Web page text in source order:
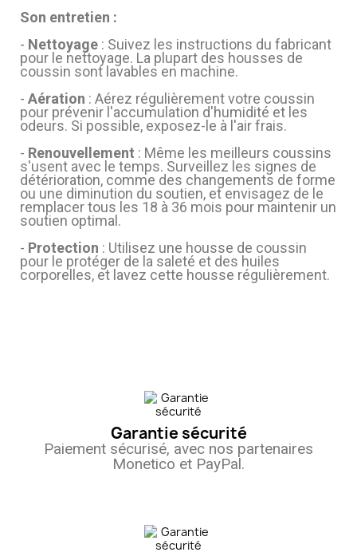
Son entretien :
- Nettoyage : Suivez les instructions du fabricant
pour le nettoyage. La plupart des housses de
coussin sont lavables en machine.
- Aération : Aérez régulièrement votre coussin
pour prévenir l'accumulation d'humidité et les
odeurs. Si possible, exposez-le à l'air frais.
- Renouvellement : Même les meilleurs coussins
s'usent avec le temps. Surveillez les signes de
détérioration, comme des changements de forme
ou une diminution du soutien, et envisagez de le
remplacer tous les 18 à 36 mois pour maintenir un
soutien optimal.
- Protection : Utilisez une housse de coussin
pour le protéger de la saleté et des huiles
corporelles, et lavez cette housse régulièrement.
Garantie sécurité
Paiement sécurisé, avec nos partenaires
Monetico et PayPal.